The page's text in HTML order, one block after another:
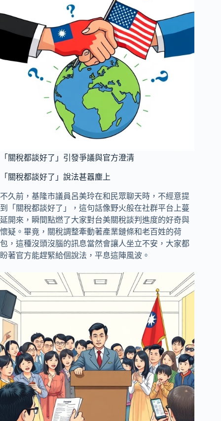
「關稅都談好了」引發爭議與官方澄清
「關稅都談好了」說法甚囂塵上
不久前，基隆市議員呂美玲在和民眾聊天時，不經意提
到「關稅都談好了」，這句話像野火般在社群平台上蔓
延開來，瞬間點燃了大家對台美關稅談判進度的好奇與
懷疑。畢竟，關稅調整牽動著產業鏈條和老百姓的荷
包，這種沒頭沒腦的訊息當然會讓人坐立不安，大家都
盼著官方能趕緊給個說法，平息這陣風波。